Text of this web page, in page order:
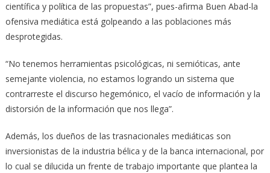
científica y política de las propuestas”, pues-afirma Buen Abad-la
ofensiva mediática está golpeando a las poblaciones más
desprotegidas.
“No tenemos herramientas psicológicas, ni semióticas, ante
semejante violencia, no estamos logrando un sistema que
contrarreste el discurso hegemónico, el vacío de información y la
distorsión de la información que nos llega”.
Además, los dueños de las trasnacionales mediáticas son
inversionistas de la industria bélica y de la banca internacional, por
lo cual se dilucida un frente de trabajo importante que plantea la